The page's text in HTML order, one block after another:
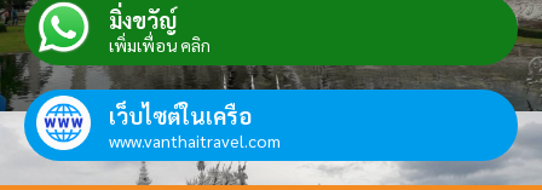
มิ่งขวัญ์
เพิ่มเพื่อน คลิก
เว็บไซต์ในเครือ
www.vanthaitravel.com